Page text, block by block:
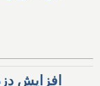
افزایش